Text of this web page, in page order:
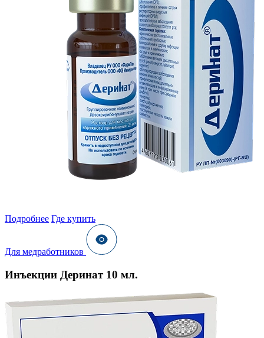
Подробнее Где купить
Для медработников
Инъекции Деринат 10 мл.